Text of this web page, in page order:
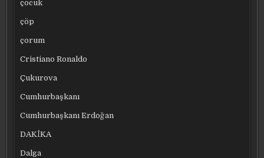
çocuk
çöp
çorum
Cristiano Ronaldo
Çukurova
Cumhurbaşkanı
Cumhurbaşkanı Erdoğan
DAKİKA
Dalga